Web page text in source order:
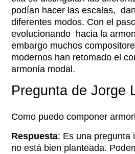
podían hacer las escalas,
diferentes modos. Con el
evolucionando hacia la
embargo muchos
modernos han retomado el
armonía modal.
Pregunta de Jorge
Como puedo componer
Respuesta: Es una pregunta
no está bien planteada.